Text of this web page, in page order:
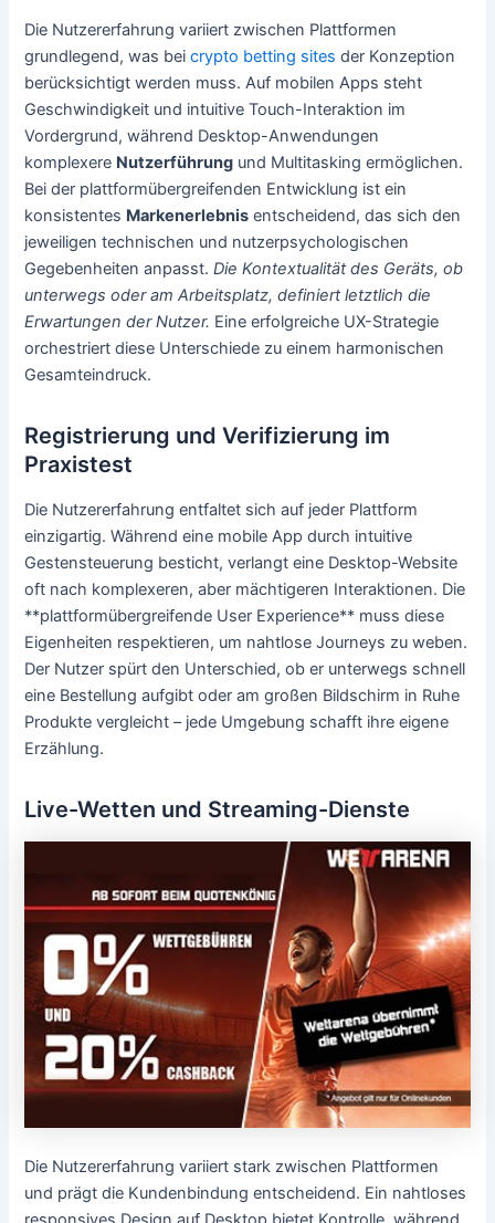
Die Nutzererfahrung variiert zwischen Plattformen
grundlegend, was beicrypto betting sites der Konzeption
berücksichtigt werden muss. Auf mobilen Apps steht
Geschwindigkeit und intuitive Touch-Interaktion im
Vordergrund, während Desktop-Anwendungen
komplexere Nutzerführung und Multitasking ermöglichen.
Bei der plattformübergreifenden Entwicklung ist ein
konsistentes Markenerlebnis entscheidend, das sich den
jeweiligen technischen und nutzerpsychologischen
Gegebenheiten anpasst.Die Kontextualität des Geräts, ob
unterwegs oder am Arbeitsplatz, definiert letztlich die
Erwartungen der Nutzer. Eine erfolgreiche UX-Strategie
orchestriert diese Unterschiede zu einem harmonischen
Gesamteindruck.
Registrierung und Verifizierung im
Praxistest
Die Nutzererfahrung entfaltet sich auf jeder Plattform
einzigartig. Während eine mobile App durch intuitive
Gestensteuerung besticht, verlangt eine Desktop-Website
oft nach komplexeren, aber mächtigeren Interaktionen. Die
**plattformübergreifende User Experience** muss diese
Eigenheiten respektieren, um nahtlose Journeys zu weben.
Der Nutzer spürt den Unterschied, ob er unterwegs schnell
eine Bestellung aufgibt oder am großen Bildschirm in Ruhe
Produkte vergleicht – jede Umgebung schafft ihre eigene
Erzählung.
Live-Wetten und Streaming-Dienste
Die Nutzererfahrung variiert stark zwischen Plattformen
und prägt die Kundenbindung entscheidend. Ein nahtloses